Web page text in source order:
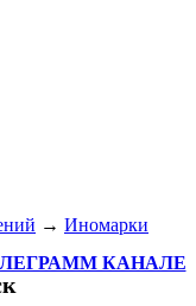
→ Иномарки
КАНАЛЕ